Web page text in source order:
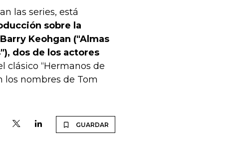
las series, está
sobre la
Keohgan ("Almas
dos de los actores
clásico “Hermanos de
los nombres de Tom
GUARDAR